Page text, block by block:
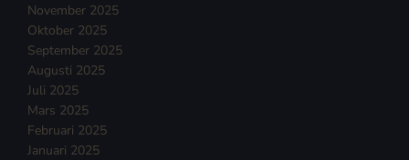
November 2025
Oktober 2025
September 2025
Augusti 2025
Juli 2025
Mars 2025
Februari 2025
Januari 2025